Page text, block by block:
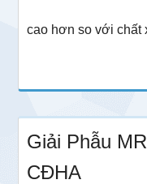
cao hơn so với chất
Giải Phẫu
CĐHA